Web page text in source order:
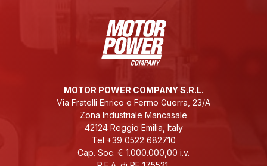
MOTOR POWER COMPANY S.R.L.
Via Fratelli Enrico e Fermo Guerra, 23/A
Zona Industriale Mancasale
42124 Reggio Emilia, Italy
Tel +39 0522 682710
Cap. Soc. € 1.000.000,00 i.v.